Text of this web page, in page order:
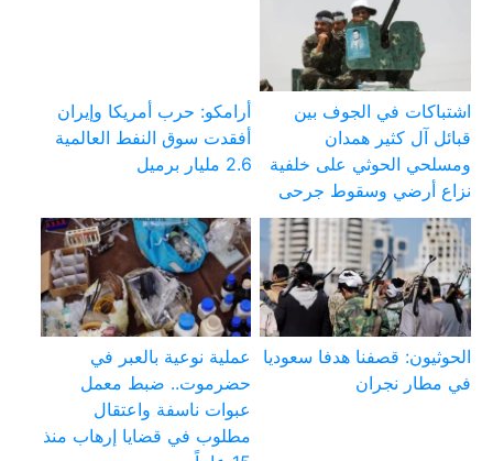
اشتباكات في الجوف بين
قبائل آل كثير همدان
ومسلحي الحوثي على خلفية
نزاع أرضي وسقوط جرحى
أرامكو: حرب أمريكا وإيران
أفقدت سوق النفط العالمية
2.6 مليار برميل
الحوثيون: قصفنا هدفا سعوديا
في مطار نجران
عملية نوعية بالعبر في
حضرموت.. ضبط معمل
عبوات ناسفة واعتقال
مطلوب في قضايا إرهاب منذ